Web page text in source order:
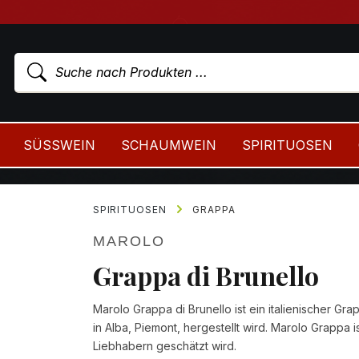
SÜSSWEIN SCHAUMWEIN SPIRITUOSEN
SPIRITUOSEN GRAPPA
MAROLO
Grappa di Brunello
Marolo Grappa di Brunello ist ein italienischer
in Alba, Piemont, hergestellt wird. Marolo
Liebhabern geschätzt wird.